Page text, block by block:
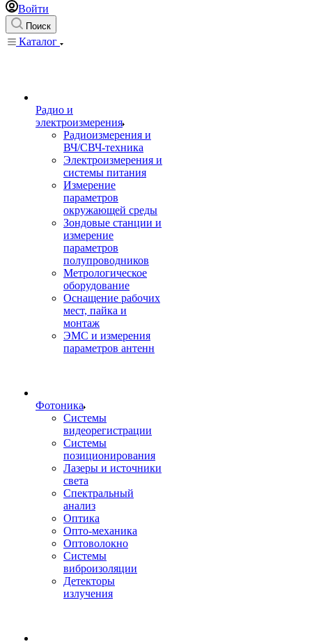
Войти
Поиск
Каталог
Радио и
электроизмерения
Радиоизмерения и
ВЧ/СВЧ-техника
Электроизмерения и
системы питания
Измерение
параметров
окружающей среды
Зондовые станции и
измерение
параметров
полупроводников
Метрологическое
оборудование
Оснащение рабочих
мест, пайка и
монтаж
ЭМС и измерения
параметров антенн
Фотоника
Cистемы
видеорегистрации
Системы
позиционирования
Лазеры и источники
света
Спектральный
анализ
Оптика
Опто-механика
Оптоволокно
Системы
виброизоляции
Детекторы
излучения